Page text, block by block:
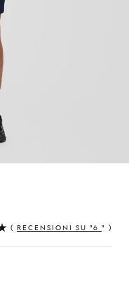
( RECENSIONI SU "6 " )